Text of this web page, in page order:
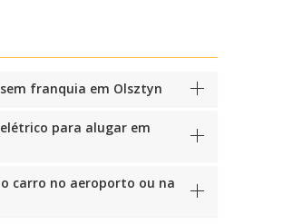
franquia em Olsztyn
para alugar em
carro no aeroporto ou na